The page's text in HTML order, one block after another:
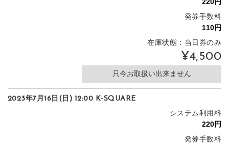
発券手数料
在庫状態：当日券のみ
¥4,500
只今お取扱い出来ません
2023年7月16日(日) 12:00 K-SQUARE
システム利用料
発券手数料